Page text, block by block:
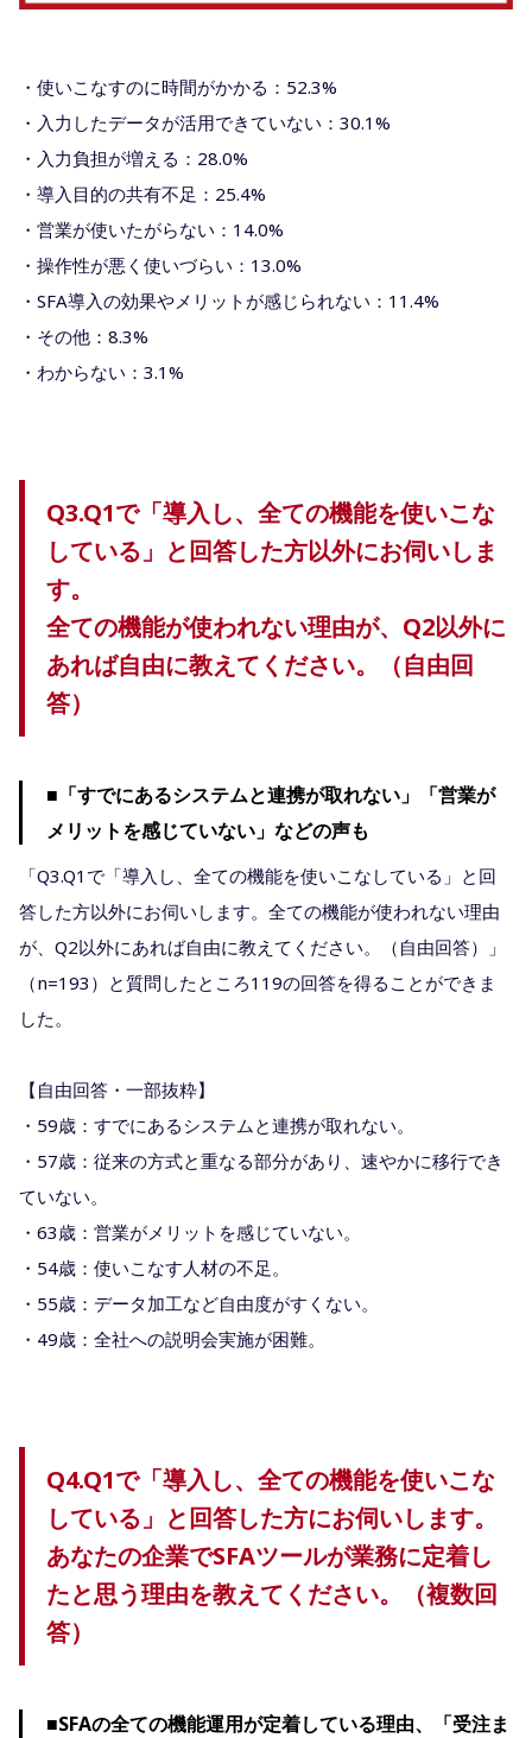
・使いこなすのに時間がかかる：52.3%
・入力したデータが活用できていない：30.1%
・入力負担が増える：28.0%
・導入目的の共有不足：25.4%
・営業が使いたがらない：14.0%
・操作性が悪く使いづらい：13.0%
・SFA導入の効果やメリットが感じられない：11.4%
・その他：8.3%
・わからない：3.1%
Q3.Q1で「導入し、全ての機能を使いこな
している」と回答した方以外にお伺いしま
す。
全ての機能が使われない理由が、Q2以外に
あれば自由に教えてください。（自由回
答）
■「すでにあるシステムと連携が取れない」「営業が
メリットを感じていない」などの声も
「Q3.Q1で「導入し、全ての機能を使いこなしている」と回
答した方以外にお伺いします。全ての機能が使われない理由
が、Q2以外にあれば自由に教えてください。（自由回答）」
（n=193）と質問したところ119の回答を得ることができま
した。
【自由回答・一部抜粋】
・59歳：すでにあるシステムと連携が取れない。
・57歳：従来の方式と重なる部分があり、速やかに移行でき
ていない。
・63歳：営業がメリットを感じていない。
・54歳：使いこなす人材の不足。
・55歳：データ加工など自由度がすくない。
・49歳：全社への説明会実施が困難。
Q4.Q1で「導入し、全ての機能を使いこな
している」と回答した方にお伺いします。
あなたの企業でSFAツールが業務に定着し
たと思う理由を教えてください。（複数回
答）
■SFAの全ての機能運用が定着している理由、「受注ま